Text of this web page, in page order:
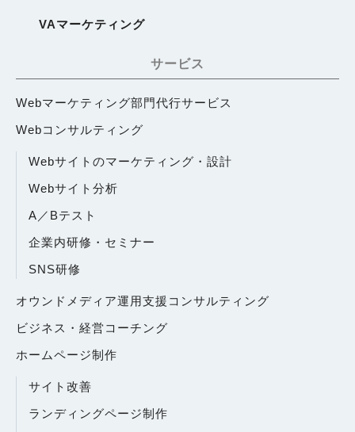
VAマーケティング
サービス
Webマーケティング部門代行サービス
Webコンサルティング
Webサイトのマーケティング・設計
Webサイト分析
A／Bテスト
企業内研修・セミナー
SNS研修
オウンドメディア運用支援コンサルティング
ビジネス・経営コーチング
ホームページ制作
サイト改善
ランディングページ制作